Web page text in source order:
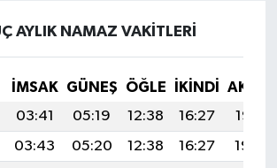
AYLIK NAMAZ VAKITLERI
İMSAK GÜNEŞ ÖĞLE İKINDI
03:41 05:19 12:38 16:27
19:47
03:43 05:20 12:38 16:27
19:46